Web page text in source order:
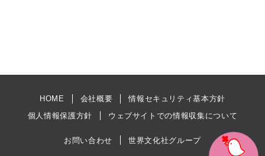
HOME 会社概要
情報セキュリティ基本方針
個人情報保護方針
ウェブサイトでの情報収集について
お問い合わせ 世界文化社グループ